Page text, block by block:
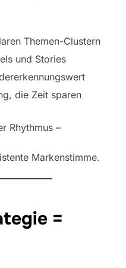
Themen-Clustern
und Stories
die Zeit sparen
Rhythmus –
Markenstimme.
=